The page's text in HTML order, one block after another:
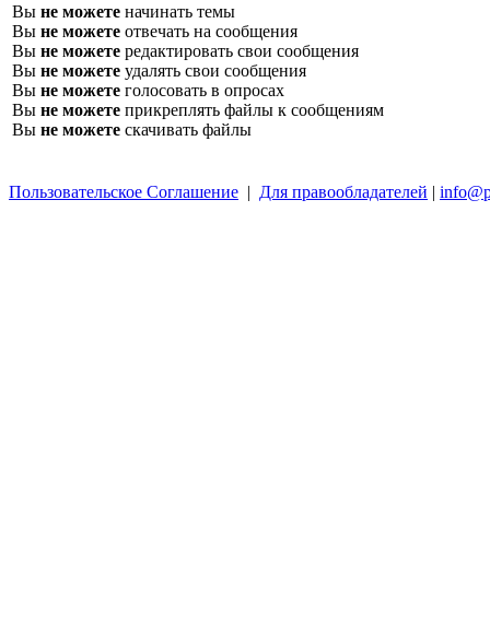
Вы не можете начинать темы
Вы не можете отвечать на сообщения
Вы не можете редактировать свои сообщения
Вы не можете удалять свои сообщения
Вы не можете голосовать в опросах
Вы не можете прикреплять файлы к сообщениям
Вы не можете скачивать файлы
Пользовательское Соглашение | Для правообладателей |